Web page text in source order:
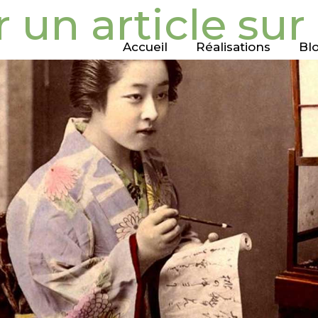
Accueil Réalisations
un article sur